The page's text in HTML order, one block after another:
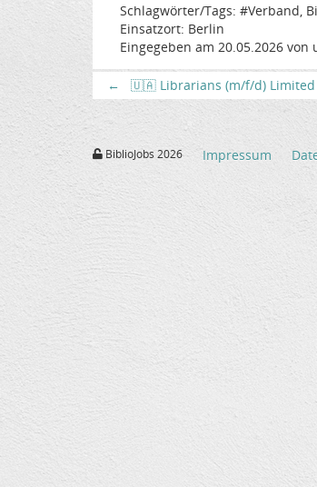
Schlagwörter/Tags: #Verband,
Einsatzort: Berlin
Eingegeben am 20.05.2026
←
🇺🇦 Librarians (m/f/d) Limited
BiblioJobs 2026 Impressum